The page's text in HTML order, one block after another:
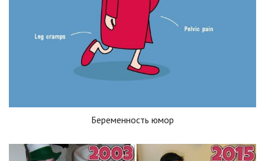
Беременность юмор